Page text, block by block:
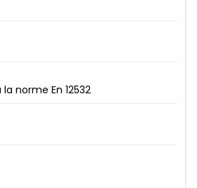
norme En 12532